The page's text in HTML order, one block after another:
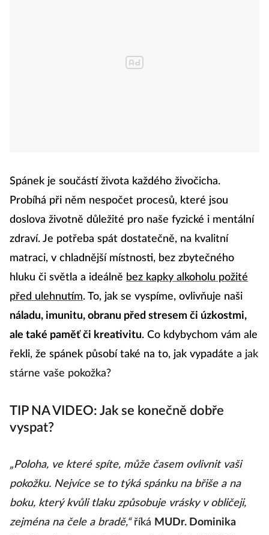
Spánek je součástí života každého živočicha.
Probíhá při něm nespočet procesů, které jsou
doslova životně důležité pro naše fyzické i mentální
zdraví. Je potřeba spát dostatečně, na kvalitní
matraci, v chladnější místnosti, bez zbytečného
hluku či světla a ideálně bez kapky alkoholu požité
před ulehnutím. To, jak se vyspíme, ovlivňuje naši
náladu, imunitu, obranu před stresem či úzkostmi,
ale také paměť či kreativitu. Co kdybychom vám ale
řekli, že spánek působí také na to, jak vypadáte a jak
stárne vaše pokožka?
TIP NA VIDEO: Jak se konečně dobře
vyspat?
„Poloha, ve které spíte, může časem ovlivnit vaši
pokožku. Nejvíce se to týká spánku na břiše a na
boku, který kvůli tlaku způsobuje vrásky v obličeji,
zejména na čele a bradě,“ říká MUDr. Dominika